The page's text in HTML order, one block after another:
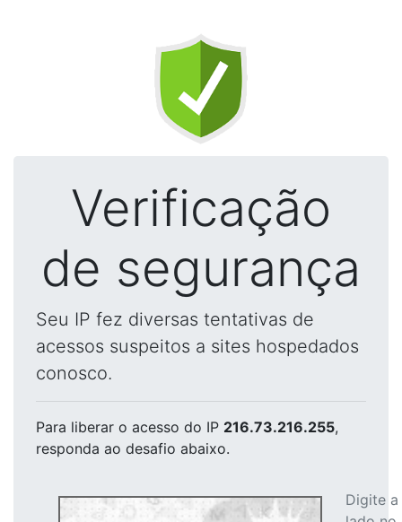
Verificação
de segurança
Seu IP fez diversas tentativas de
acessos suspeitos a sites hospedados
conosco.
Para liberar o acesso do IP 216.73.216.255,
responda ao desafio abaixo.
Digite